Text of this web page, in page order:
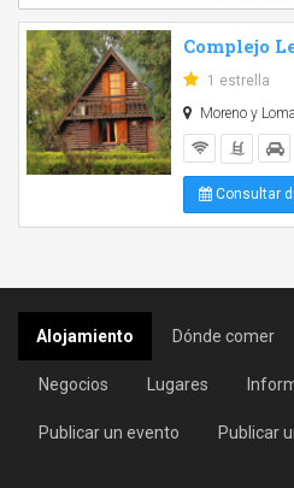
Complejo
1 estrella
Moreno y
Consultar
Alojamiento Dónde comer
Negocios Lugares
Publicar un evento Publicar